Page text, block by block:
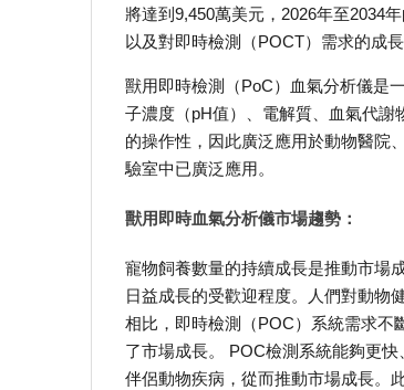
將達到9,450萬美元，2026年至2034
以及對即時檢測（POC​​T）需求的成
獸用即時檢測（PoC）血氣分析儀是
子濃度（pH值）、電解質、血氣代謝
的操作性，因此廣泛應用於動物醫院
驗室中已廣泛應用。
獸用即時血氣分析儀市場趨勢：
寵物飼養數量的持續成長是推動市場
日益成長的受歡迎程度。人們對動物
相比，即時檢測（POC​​）系統需求不
了市場成長。 POC檢測系統能夠更
伴侶動物疾病，從而推動市場成長。